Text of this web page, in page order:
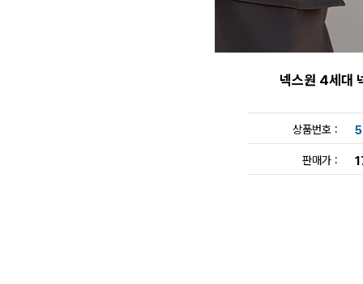
넥스원 4세대
상품번호 :
판매가 :